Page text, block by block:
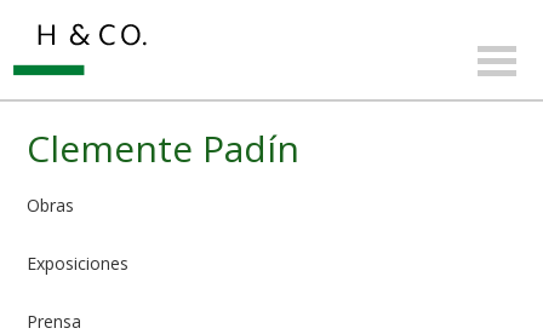
Clemente Padín
Obras
Exposiciones
Prensa